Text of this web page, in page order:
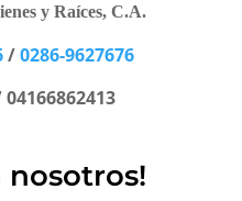
y Raíces, C.A.
/0286-9627676
04166862413
nosotros!